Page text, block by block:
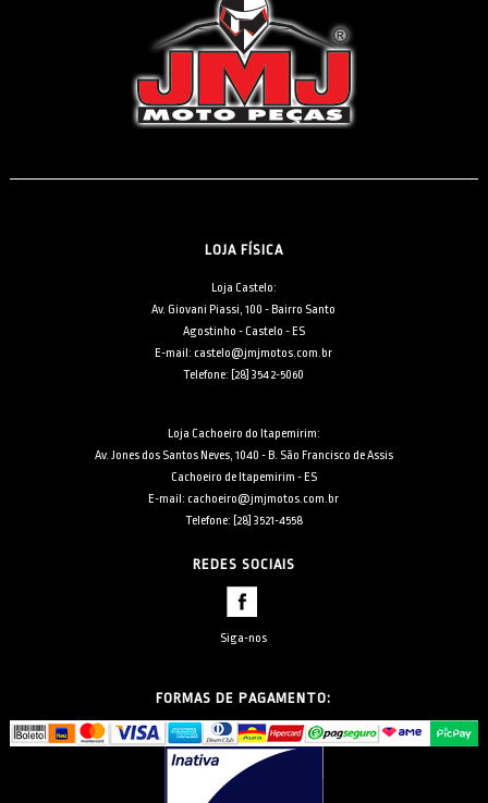
LOJA FÍSICA
Loja Castelo:
Av. Giovani Piassi, 100 - Bairro Santo
Agostinho - Castelo - ES
E-mail: castelo@jmjmotos.com.br
Telefone: [28] 3542-5060
Loja Cachoeiro do Itapemirim:
Av. Jones dos Santos Neves, 1040 - B. São Francisco de Assis
Cachoeiro de Itapemirim - ES
E-mail: cachoeiro@jmjmotos.com.br
Telefone: [28] 3521-4558
REDES SOCIAIS
Siga-nos
FORMAS DE PAGAMENTO: